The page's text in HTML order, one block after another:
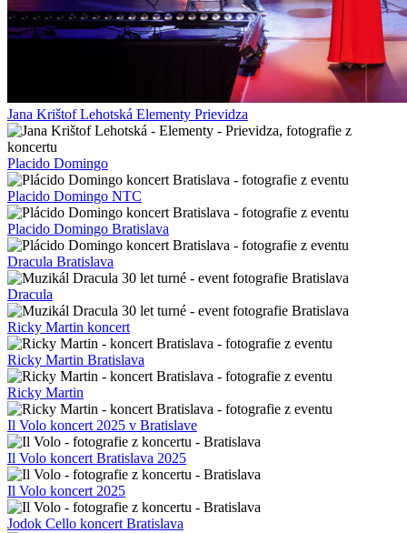
Jana Krištof Lehotská Elementy Prievidza
Placido Domingo
Placido Domingo NTC
Placido Domingo Bratislava
Dracula Bratislava
Dracula
Ricky Martin koncert
Ricky Martin Bratislava
Ricky Martin
Il Volo koncert 2025 v Bratislave
Il Volo koncert Bratislava 2025
Il Volo koncert 2025
Jodok Cello koncert Bratislava